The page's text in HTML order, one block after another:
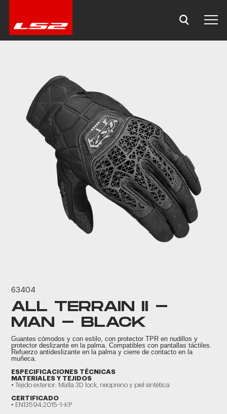
63404
ALL TERRAIN II -
MAN - BLACK
Guantes cómodos y con estilo, con protector TPR en nudillos y
protector deslizante en la palma. Compatibles con pantallas táctiles.
Refuerzo antideslizante en la palma y cierre de contacto en la
muñeca.
ESPECIFICACIONES TÉCNICAS
MATERIALES Y TEJIDOS
• Tejido exterior: Malla 3D lock, neopreno y piel sintética
CERTIFICADO
• EN13594:2015-1-KP